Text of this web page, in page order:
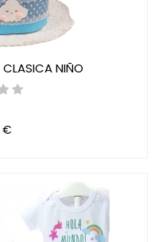
CLASICA NIÑO
€